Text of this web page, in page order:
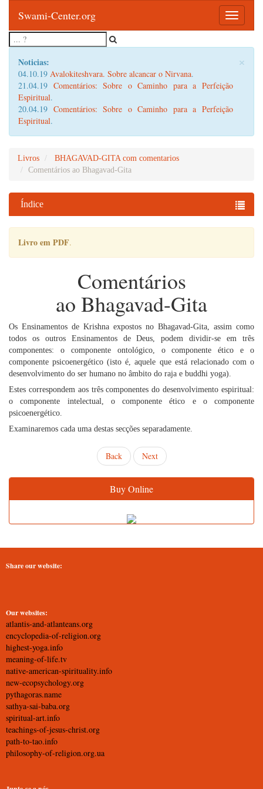
Toggle
Swami-Center.org
×
Noticias:
04.10.19 Avalokiteshvara. Sobre alcancar o Nirvana.
21.04.19 Comentários: Sobre o Caminho para a Perfeição
Espiritual.
20.04.19 Comentários: Sobre o Caminho para a Perfeição
Espiritual.
Livros
BHAGAVAD-GITA com comentarios
Comentários ao Bhagavad-Gita
Índice
Livro em PDF.
Comentários
ao Bhagavad-Gita
Os Ensinamentos de Krishna expostos no Bhagavad-Gita, assim como
todos os outros Ensinamentos de Deus, podem dividir-se em três
componentes: o componente ontológico, o componente ético e o
componente psicoenergético (isto é, aquele que está relacionado com o
desenvolvimento do ser humano no âmbito do raja e buddhi yoga).
Estes correspondem aos três componentes do desenvolvimento espiritual:
o componente intelectual, o componente ético e o componente
psicoenergético.
Examinaremos cada uma destas secções separadamente.
Back Next
Buy Online
Share our website:
Our websites:
atlantis-and-atlanteans.org
encyclopedia-of-religion.org
highest-yoga.info
meaning-of-life.tv
native-american-spirituality.info
new-ecopsychology.org
pythagoras.name
sathya-sai-baba.org
spiritual-art.info
teachings-of-jesus-christ.org
path-to-tao.info
philosophy-of-religion.org.ua